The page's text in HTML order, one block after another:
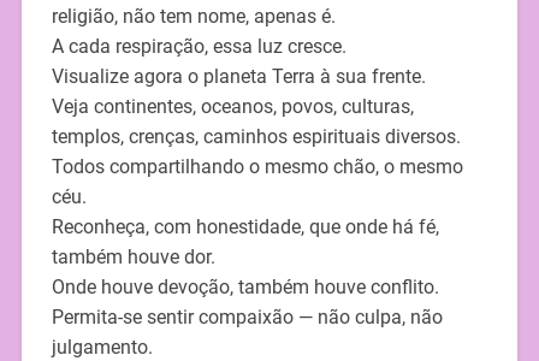
religião, não tem nome, apenas é.
A cada respiração, essa luz cresce.
Visualize agora o planeta Terra à sua frente.
Veja continentes, oceanos, povos, culturas,
templos, crenças, caminhos espirituais diversos.
Todos compartilhando o mesmo chão, o mesmo
céu.
Reconheça, com honestidade, que onde há fé,
também houve dor.
Onde houve devoção, também houve conflito.
Permita-se sentir compaixão — não culpa, não
julgamento.